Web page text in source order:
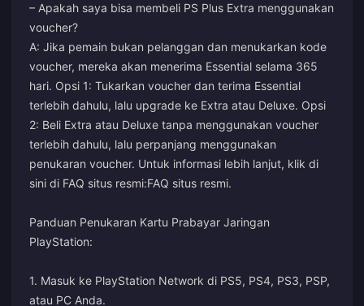
– Apakah saya bisa membeli PS Plus Extra menggunakan
voucher?
A: Jika pemain bukan pelanggan dan menukarkan kode
voucher, mereka akan menerima Essential selama 365
hari. Opsi 1: Tukarkan voucher dan terima Essential
terlebih dahulu, lalu upgrade ke Extra atau Deluxe. Opsi
2: Beli Extra atau Deluxe tanpa menggunakan voucher
terlebih dahulu, lalu perpanjang menggunakan
penukaran voucher. Untuk informasi lebih lanjut, klik di
sini di FAQ situs resmi:FAQ situs resmi.
Panduan Penukaran Kartu Prabayar Jaringan
PlayStation:
1. Masuk ke PlayStation Network di PS5, PS4, PS3, PSP,
atau PC Anda.